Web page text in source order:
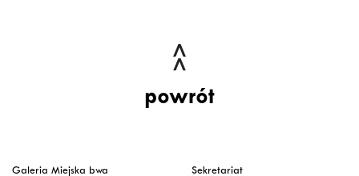
powrót
Galeria Miejska bwa Sekretariat